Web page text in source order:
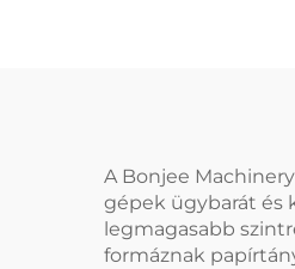
A Bonjee
gépek ügybarát és
legmagasabb
formáznak